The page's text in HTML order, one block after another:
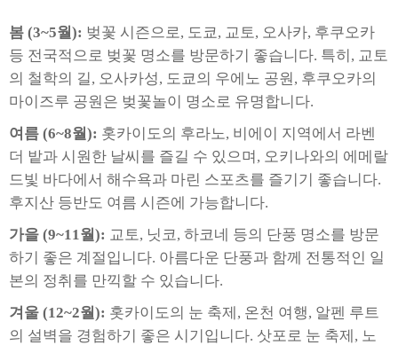
봄 (3~5월): 벚꽃 시즌으로, 도쿄, 교토, 오사카, 후쿠오카
등 전국적으로 벚꽃 명소를 방문하기 좋습니다. 특히, 교토
의 철학의 길, 오사카성, 도쿄의 우에노 공원, 후쿠오카의
마이즈루 공원은 벚꽃놀이 명소로 유명합니다.
여름 (6~8월): 홋카이도의 후라노, 비에이 지역에서 라벤
더 밭과 시원한 날씨를 즐길 수 있으며, 오키나와의 에메랄
드빛 바다에서 해수욕과 마린 스포츠를 즐기기 좋습니다.
후지산 등반도 여름 시즌에 가능합니다.
가을 (9~11월): 교토, 닛코, 하코네 등의 단풍 명소를 방문
하기 좋은 계절입니다. 아름다운 단풍과 함께 전통적인 일
본의 정취를 만끽할 수 있습니다.
겨울 (12~2월): 홋카이도의 눈 축제, 온천 여행, 알펜 루트
의 설벽을 경험하기 좋은 시기입니다. 삿포로 눈 축제, 노